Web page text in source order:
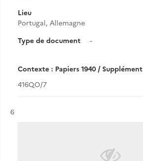
Lieu
Portugal, Allemagne
Type de document
-
Contexte : Papiers 1940 / Supplément
416QO/7
Résultat n°
6